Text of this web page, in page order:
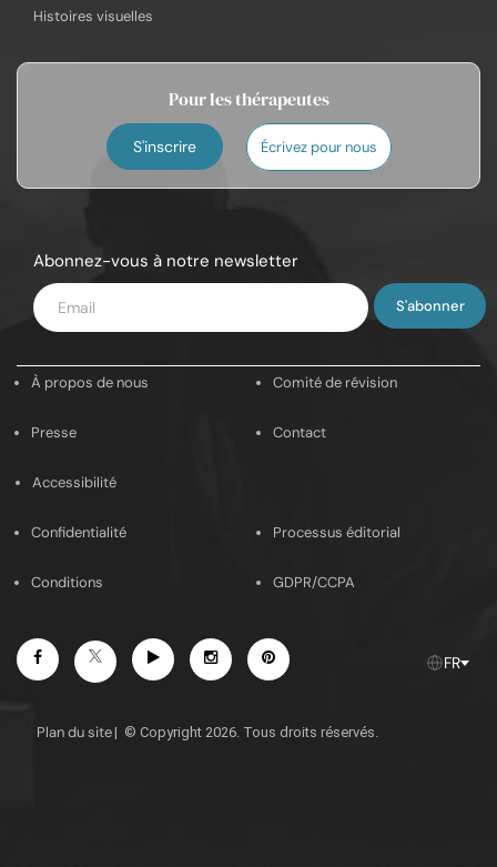
Histoires visuelles
Pour les thérapeutes
S'inscrire Écrivez pour nous
Abonnez-vous à notre newsletter
Saisissez
votre
mail
À propos de nous Comité de révision
Presse Contact
Accessibilité
Confidentialité Processus éditorial
Conditions GDPR/CCPA
Facebook
X YouTubeInstagramPinterest FR
Plan du site| © Copyright 2026. Tous droits réservés.